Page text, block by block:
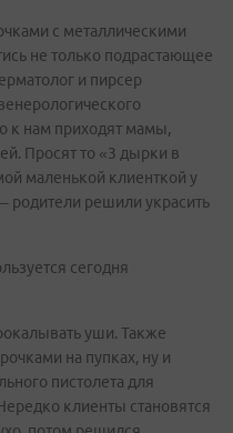
с металлическими
не только подрастающее
и пирсер
к нам приходят мамы,
Просят то «3 дырки в
маленькой клиенткой у
родители решили украсить
сегодня
уши. Также
на пупках, ну и
пистолета для
клиенты становятся